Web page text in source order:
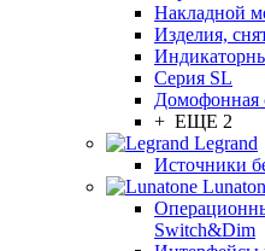
Накладной
Изделия,
Серия SL
Домофонная
+ ЕЩЕ 2
Legrand
Источники
Switch&Dim